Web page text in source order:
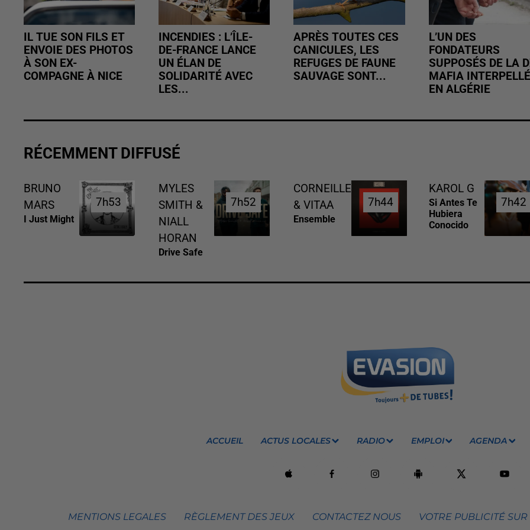
IL TUE SON FILS ET
ENVOIE DES PHOTOS
À SON EX-
COMPAGNE À NICE
INCENDIES : L’ÎLE-
DE-FRANCE LANCE
UN ÉLAN DE
SOLIDARITÉ AVEC
LES...
APRÈS TOUTES CES
CANICULES, LES
REFUGES DE FAUNE
SAUVAGE SONT...
L’UN DES
FONDATEURS
SUPPOSÉS DE LA
MAFIA INTERPELLÉ
EN ALGÉRIE
RÉCEMMENT DIFFUSÉ
BRUNO
MARS
I Just Might
7h53
7h53
MYLES
SMITH &
NIALL
HORAN
Drive Safe
7h52
7h52
CORNEILLE
& VITAA
Ensemble
7h44
7h44
KAROL G
Si Antes Te
Hubiera
Conocido
7h42
7h42
ACCUEIL ACTUS LOCALES RADIO EMPLOI AGENDA
MENTIONS LEGALES RÈGLEMENT DES JEUX CONTACTEZ NOUS VOTRE PUBLICITÉ